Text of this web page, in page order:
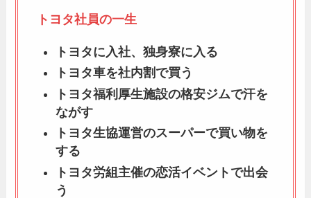
トヨタ社員の一生
トヨタに入社、独身寮に入る
トヨタ車を社内割で買う
トヨタ福利厚生施設の格安ジムで汗を
ながす
トヨタ生協運営のスーパーで買い物を
する
トヨタ労組主催の恋活イベントで出会
う